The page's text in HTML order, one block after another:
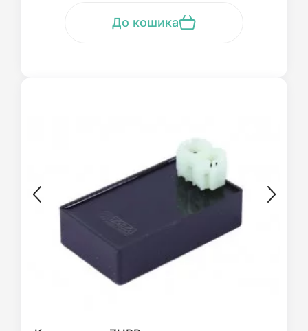
До кошика